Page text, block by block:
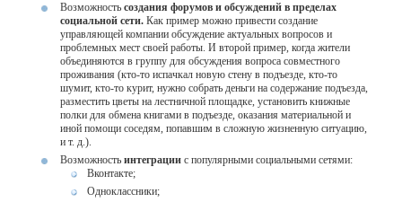
Возможность создания форумов и обсуждений в пределах
социальной сети. Как пример можно привести создание
управляющей компании обсуждение актуальных вопросов и
проблемных мест своей работы. И второй пример, когда жители
объединяются в группу для обсуждения вопроса совместного
проживания (кто-то испачкал новую стену в подъезде, кто-то
шумит, кто-то курит, нужно собрать деньги на содержание подъезда,
разместить цветы на лестничной площадке, установить книжные
полки для обмена книгами в подъезде, оказания материальной и
иной помощи соседям, попавшим в сложную жизненную ситуацию,
и т. д.).
Возможность интеграции с популярными социальными сетями:
Вконтакте;
Одноклассники;